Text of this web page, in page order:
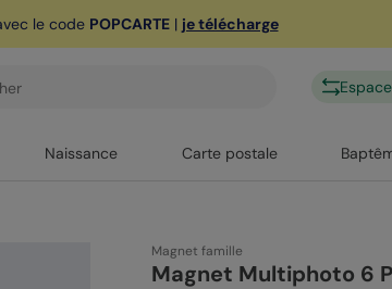
le code POPCARTE| je télécharge
Naissance Carte postale
Magnet famille
Magnet Multiphoto 6